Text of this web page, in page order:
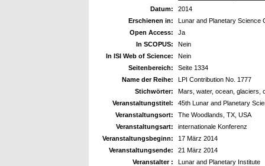
Datum:
2014
Erschienen in:
Lunar and Planetary Science
Open Access:
Ja
In SCOPUS:
Nein
In ISI Web of Science:
Nein
Seitenbereich:
Seite 1334
Name der Reihe:
LPI Contribution No. 1777
Stichwörter:
Mars, water, ocean, glaciers,
Veranstaltungstitel:
45th Lunar and Planetary
Veranstaltungsort:
The Woodlands, TX, USA
Veranstaltungsart:
internationale Konferenz
Veranstaltungsbeginn:
17 März 2014
Veranstaltungsende:
21 März 2014
Veranstalter :
Lunar and Planetary Institute